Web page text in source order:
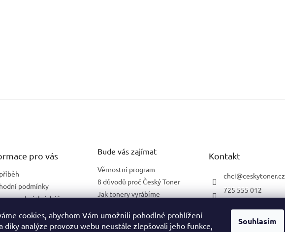
cookies, abychom Vám umožnili pohodlné prohlížení
díky analýze provozu webu neustále zlepšovali jeho funkce,
Souhlasím
pro vás
podmínky
osobních údajů
plnění pro firmy
Bude vás zajímat
Věrnostní program
8 důvodů proč Český Toner
Jak tonery vyrábíme
Kontakt
chci@ceskytoner.cz
725 555 012